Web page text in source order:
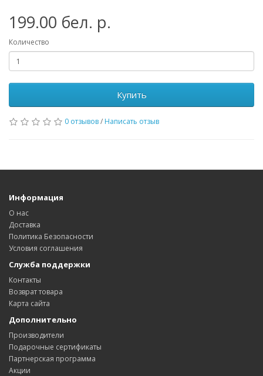
199.00 бел. р.
Количество
Купить
0 отзывов/ Написать отзыв
Информация
О нас
Доставка
Политика Безопасности
Условия соглашения
Служба поддержки
Контакты
Возврат товара
Карта сайта
Дополнительно
Производители
Подарочные сертификаты
Партнерская программа
Акции